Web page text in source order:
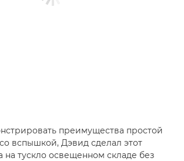
преимущества простой
вспышкой, Дэвид сделал этот
на тускло освещенном складе без